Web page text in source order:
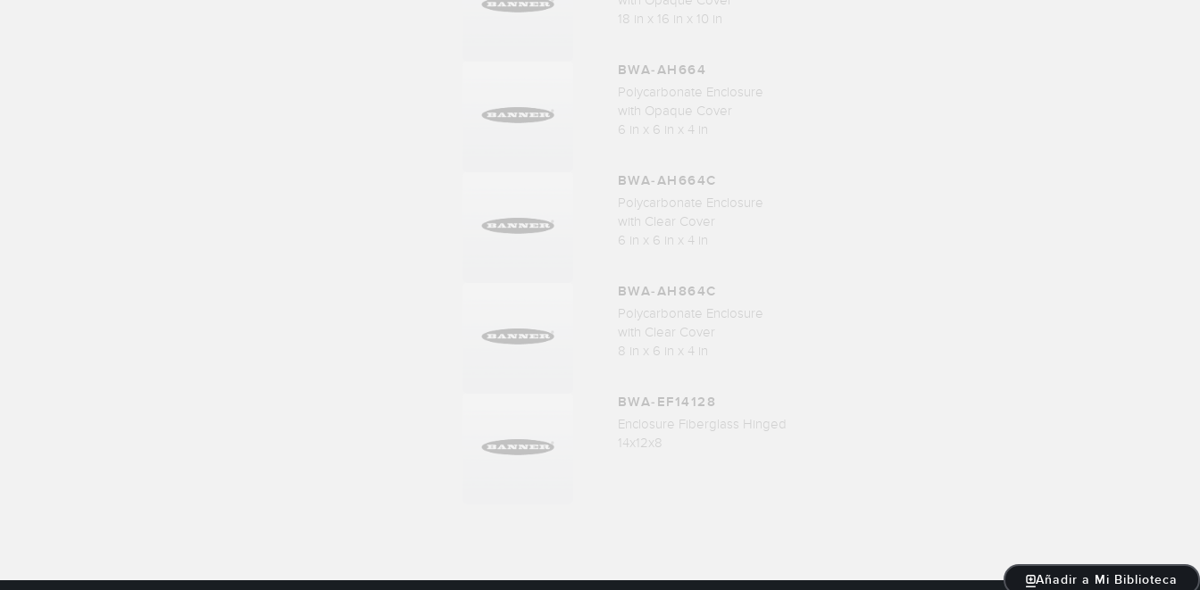
18 in x 16 in x 10 in
BWA-AH664
Polycarbonate Enclosure
with Opaque Cover
6 in x 6 in x 4 in
BWA-AH664C
Polycarbonate Enclosure
with Clear Cover
6 in x 6 in x 4 in
BWA-AH864C
Polycarbonate Enclosure
with Clear Cover
8 in x 6 in x 4 in
BWA-EF14128
Enclosure Fiberglass Hinged
14x12x8
Añadir a Mi Biblioteca